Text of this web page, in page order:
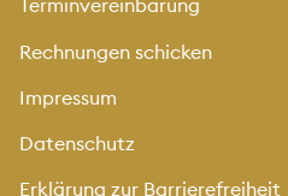
Terminvereinbarung
Rechnungen schicken
Impressum
Datenschutz
Erklärung zur Barrierefreiheit